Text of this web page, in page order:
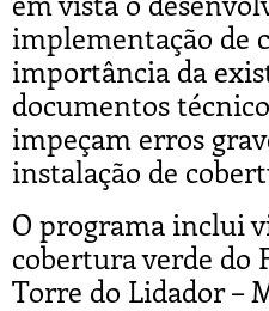
implementação de
importância da
documentos
impeçam erros
instalação de
O programa inclui
cobertura verde do
Torre do Lidador –